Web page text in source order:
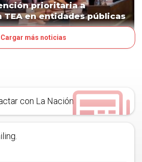
prioritaria a
TEA en entidades públicas
Cargar más noticias
con La Nación